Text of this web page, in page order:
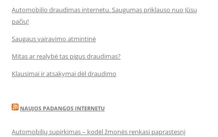
Automobilio draudimas internetu. Saugumas priklauso nuo Jūsų
pačių!
Saugaus vairavimo atmintinė
Mitas ar realybė tas pigus draudimas?
Klausimai ir atsakymai dėl draudimo
NAUJOS PADANGOS INTERNETU
Automobilių supirkimas – kodėl žmonės renkasi paprastesnį